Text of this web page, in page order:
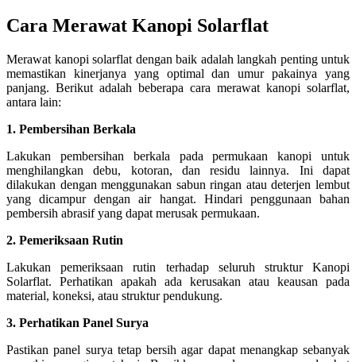
Cara Merawat Kanopi Solarflat
Merawat kanopi solarflat dengan baik adalah langkah penting untuk
memastikan kinerjanya yang optimal dan umur pakainya yang
panjang. Berikut adalah beberapa cara merawat kanopi solarflat,
antara lain:
1. Pembersihan Berkala
Lakukan pembersihan berkala pada permukaan kanopi untuk
menghilangkan debu, kotoran, dan residu lainnya. Ini dapat
dilakukan dengan menggunakan sabun ringan atau deterjen lembut
yang dicampur dengan air hangat. Hindari penggunaan bahan
pembersih abrasif yang dapat merusak permukaan.
2. Pemeriksaan Rutin
Lakukan pemeriksaan rutin terhadap seluruh struktur Kanopi
Solarflat. Perhatikan apakah ada kerusakan atau keausan pada
material, koneksi, atau struktur pendukung.
3. Perhatikan Panel Surya
Pastikan panel surya tetap bersih agar dapat menangkap sebanyak